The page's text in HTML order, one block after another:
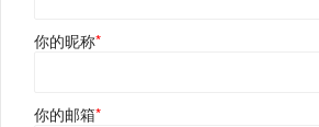
你的昵称*
你的邮箱*